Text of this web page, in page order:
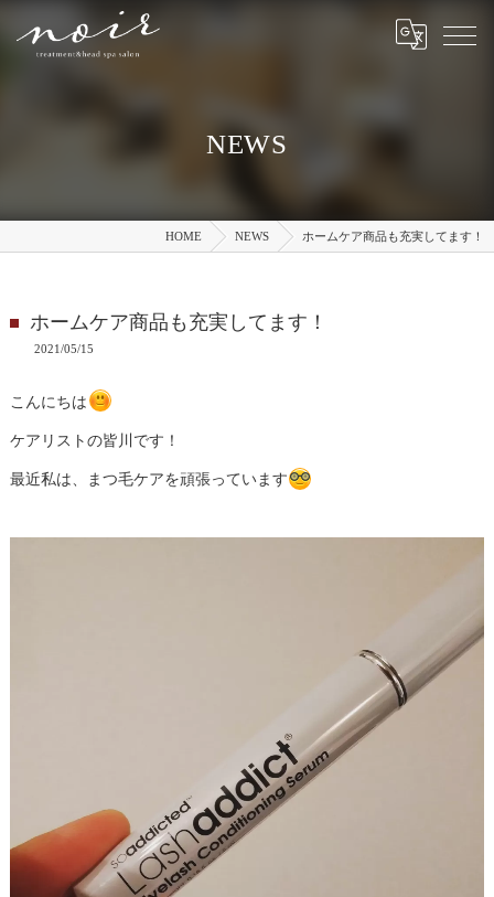
NEWS
HOME NEWS ホームケア商品も充実してます！
ホームケア商品も充実してます！
2021/05/15
こんにちは
ケアリストの皆川です！
最近私は、まつ毛ケアを頑張っています